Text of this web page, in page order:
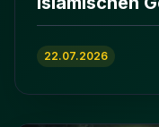
ʿImrān 103-112
22.07.2026